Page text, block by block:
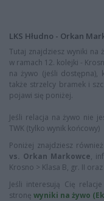
LKS Hłudno - Orkan
Tutaj znajdziesz wyniki na
w ramach 12. kolejki -
na żywo (jeśli dostępna),
także strzelcy bramek i
pojawi się poniżej.
Jeśli relacja na żywo nie
TWK (tylko wynik końcowy)
Poniżej znajdziesz
vs. Orkan Markowce,
Krosno > Klasa B, gr. II
Jeśli interesują Cię
stronę wyniki na żywo